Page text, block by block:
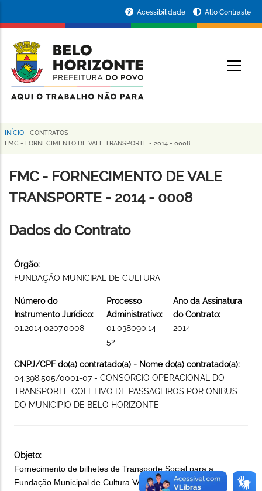
conteúdo
principal
da
Prefeitura
de
Horizonte
Acessibilidade Alto Contraste
Trilha
navegação
INÍCIO - CONTRATOS -
FMC - FORNECIMENTO DE VALE TRANSPORTE - 2014 - 0008
FMC - FORNECIMENTO DE VALE
TRANSPORTE - 2014 - 0008
Dados do Contrato
Órgão:
FUNDAÇÃO MUNICIPAL DE CULTURA
Número do
Instrumento Jurídico:
01.2014.0207.0008
Processo
Administrativo:
01.038090.14-
52
Ano da Assinatura
do Contrato:
2014
CNPJ/CPF do(a) contratado(a) - Nome do(a) contratado(a):
04.398.505/0001-07 - CONSORCIO OPERACIONAL DO
TRANSPORTE COLETIVO DE PASSAGEIROS POR ONIBUS
DO MUNICIPIO DE BELO HORIZONTE
Objeto:
Fornecimento de bilhetes de Transporte Social para a
Fundação Municipal de Cultura VALES TRANSPORTES